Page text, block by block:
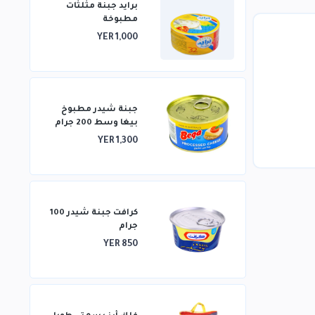
برايد جبنة مثلثات
مطبوخة
YER 1,000
جبنة شيدر مطبوخ
بيغا وسط 200 جرام
YER 1,300
كرافت جبنة شيدر 100
جرام
YER 850